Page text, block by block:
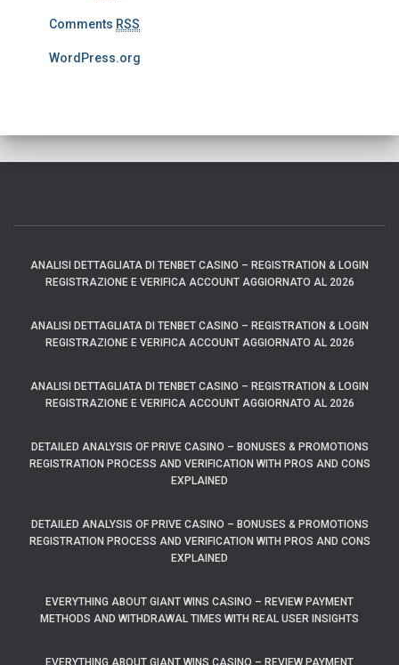
Comments RSS
WordPress.org
ANALISI DETTAGLIATA DI TENBET CASINO – REGISTRATION & LOGIN
REGISTRAZIONE E VERIFICA ACCOUNT AGGIORNATO AL 2026
ANALISI DETTAGLIATA DI TENBET CASINO – REGISTRATION & LOGIN
REGISTRAZIONE E VERIFICA ACCOUNT AGGIORNATO AL 2026
ANALISI DETTAGLIATA DI TENBET CASINO – REGISTRATION & LOGIN
REGISTRAZIONE E VERIFICA ACCOUNT AGGIORNATO AL 2026
DETAILED ANALYSIS OF PRIVE CASINO – BONUSES & PROMOTIONS
REGISTRATION PROCESS AND VERIFICATION WITH PROS AND CONS
EXPLAINED
DETAILED ANALYSIS OF PRIVE CASINO – BONUSES & PROMOTIONS
REGISTRATION PROCESS AND VERIFICATION WITH PROS AND CONS
EXPLAINED
EVERYTHING ABOUT GIANT WINS CASINO – REVIEW PAYMENT
METHODS AND WITHDRAWAL TIMES WITH REAL USER INSIGHTS